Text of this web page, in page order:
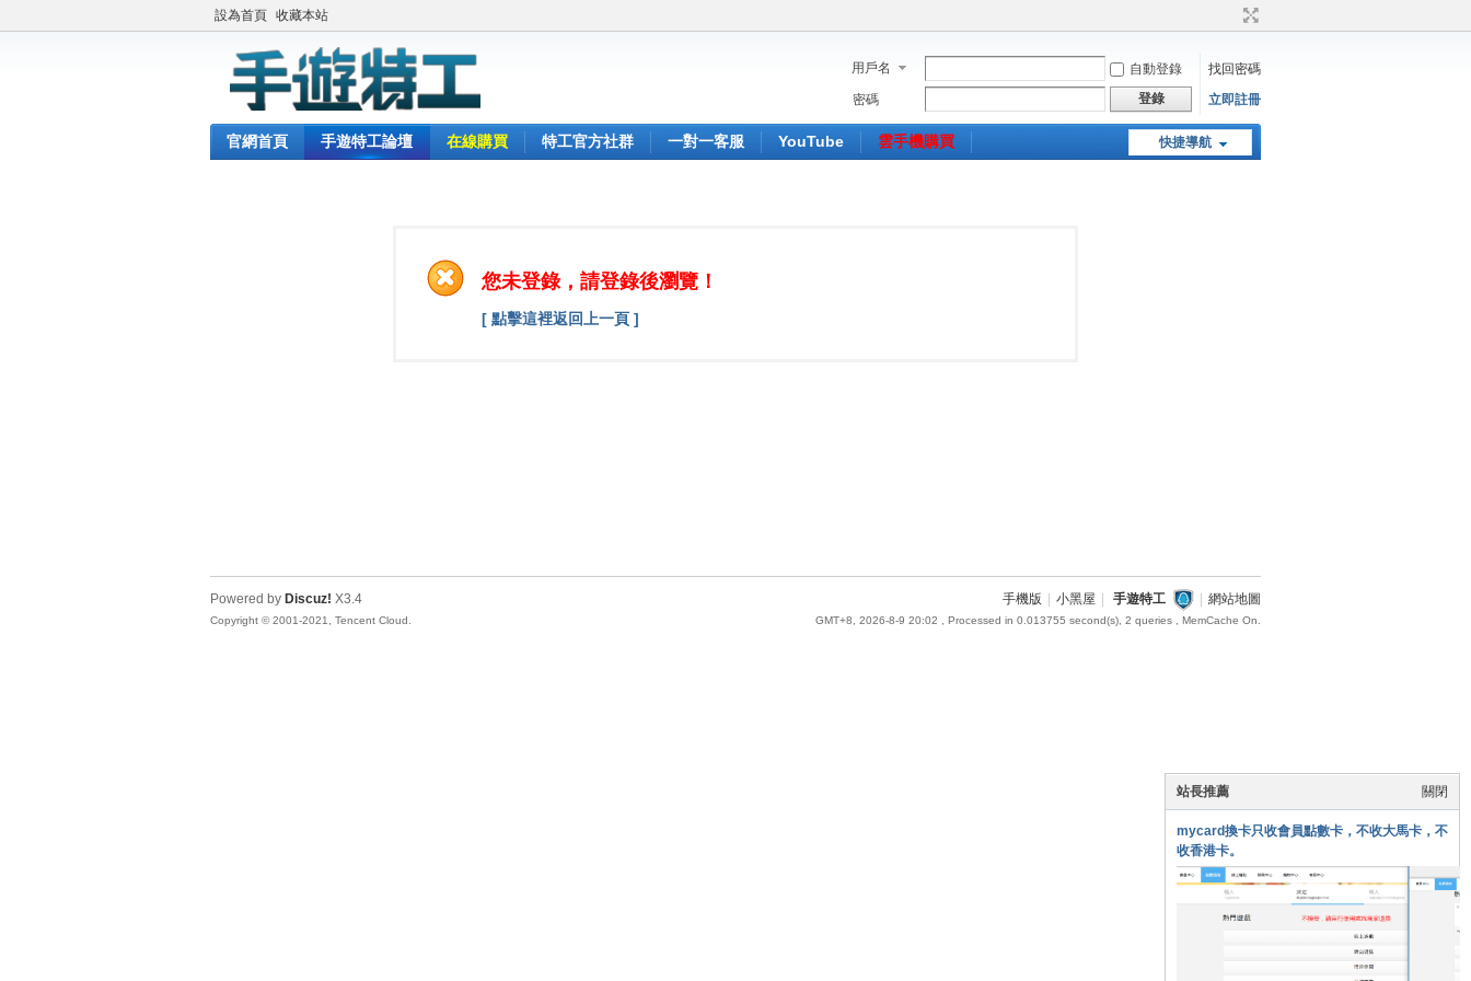
設為首頁 收藏本站
用戶名 自動登錄
找回密碼
密碼
登錄 立即註冊
快捷導航
官網首頁 手遊特工論壇 在線購買 特工官方社群 一對一客服 YouTube
雲手機購買
您未登錄，請登錄後瀏覽！
[ 點擊這裡返回上一頁 ]
關閉
站長推薦
mycard換卡只收會員點數卡，不收大馬卡，不
收香港卡。
手機版 小黑屋 手遊特工 網站地圖
GMT+8, 2026-8-9 20:02 , Processed in 0.013755 second(s), 2 queries , MemCache On.
Powered by Discuz! X3.4
Copyright © 2001-2021, Tencent Cloud.